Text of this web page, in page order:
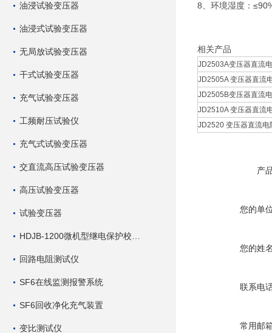
油浸试验变压器
油浸式试验变压器
无局放试验变压器
干式试验变压器
充气试验变压器
工频耐压试验仪
充气式试验变压器
交直流高压试验变压器
高压试验变压器
试验变压器
回路电阻测试仪
SF6在线监测报警系统
SF6回收净化充气装置
变比测试仪
8、环境湿度：
相关产品
JD2503A变压器直流
JD2505A 变压器直流
JD2505B变压器直流
JD2510A 变压器直流
JD2520 变压器直流
产
您的单
您的姓
联系电
常用邮